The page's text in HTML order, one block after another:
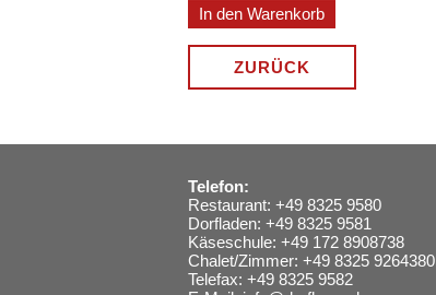
ZURÜCK
Telefon:
Restaurant: +49 8325 9580
Dorfladen: +49 8325 9581
Käseschule: +49 172 8908738
Chalet/Zimmer: +49 8325 9264380
Telefax: +49 8325 9582